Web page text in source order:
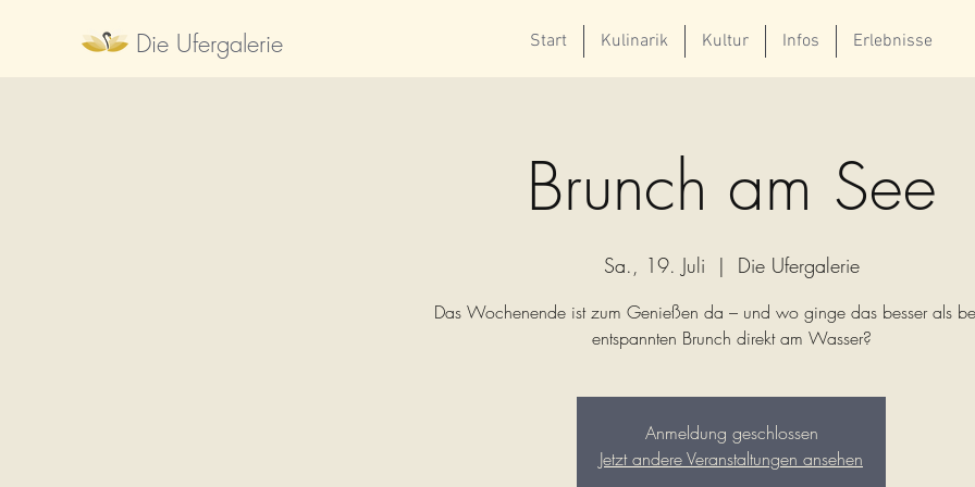
Die Ufergalerie Start Kulinarik Kultur Infos Erlebnisse
Brunch am See
Sa., 19. Juli
  |
Die Ufergalerie
Das Wochenende ist zum Genießen da – und wo ginge das besser als
entspannten Brunch direkt am Wasser?
Anmeldung geschlossen
Jetzt andere Veranstaltungen ansehen